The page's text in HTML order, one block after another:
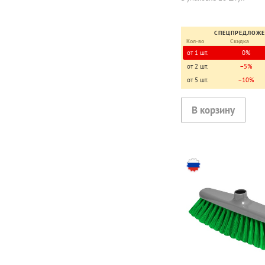
Кол-во
Скидка
от 1 шт.
0%
от 2 шт.
−5%
от 5 шт.
−10%